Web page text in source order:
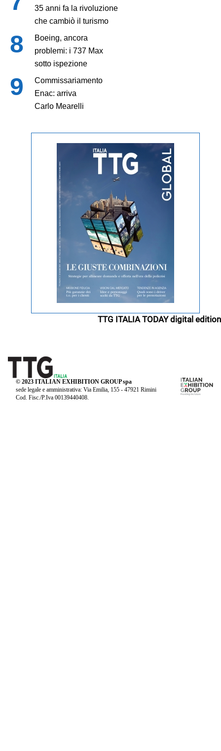
35 anni fa la rivoluzione
che cambiò il turismo
Boeing, ancora
problemi: i 737 Max
sotto ispezione
Commissariamento
Enac: arriva
Carlo Mearelli
TTG ITALIA TODAY digital edition
© 2023 ITALIAN EXHIBITION GROUP spa
sede legale e amministrativa: Via Emilia, 155 - 47921 Rimini
Cod. Fisc./P.Iva 00139440408.